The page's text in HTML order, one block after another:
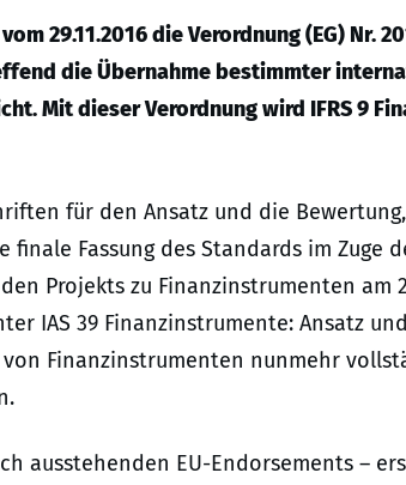
29.11.2016 die Verordnung (EG) Nr.
die Übernahme bestimmter
Mit dieser Verordnung wird IFRS 9
für den Ansatz und die
finale Fassung des Standards im Zuge
Projekts zu Finanzinstrumenten am
IAS 39 Finanzinstrumente: Ansatz und
Finanzinstrumenten nunmehr
ausstehenden EU-Endorsements –